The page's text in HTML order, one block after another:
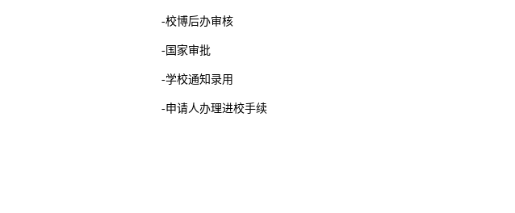
-校博后办审核
-国家审批
-学校通知录用
-申请人办理进校手续